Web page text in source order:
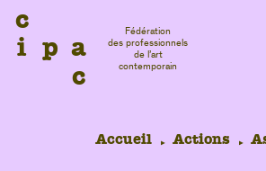
c
i p a
c
Fédération
des professionnels
de l’art
contemporain
Accueil Actions